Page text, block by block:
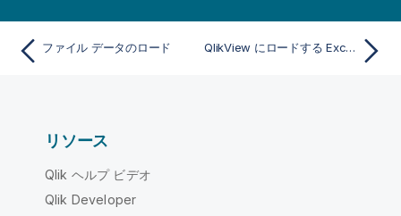
ファイル データのロード QlikView にロードする Excel ファイルの準備方法
リソース
Qlik ヘルプ ビデオ
Qlik Developer